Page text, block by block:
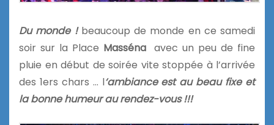
Du monde !beaucoup de monde en ce samedi
soir sur la Place Massénaavec un peu de fine
pluie en début de soirée vite stoppée à l’arrivée
des 1ers chars … l‘ambiance est au beau fixe et
la bonne humeur au rendez-vous !!!